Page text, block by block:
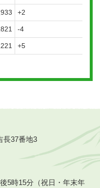
+2
-4
+5
長37番地3
5時15分（祝日・年末年